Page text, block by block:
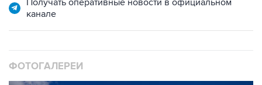
Получать оперативные новости в официальном
канале
ФОТОГАЛЕРЕИ